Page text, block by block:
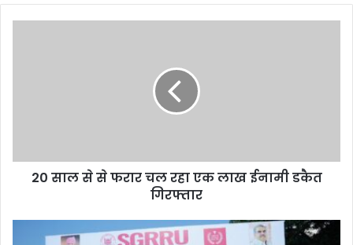
20 साल से से फरार चल रहा एक लाख ईनामी डकैत
गिरफ्तार